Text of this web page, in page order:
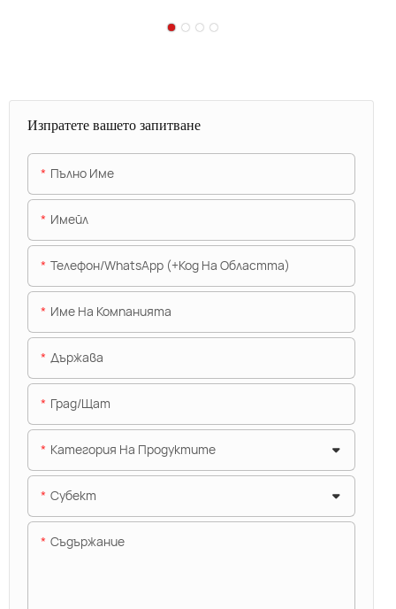
Изпратете вашето запитване
Пълно Име
Имейл
Телефон/WhatsApp (+Код На Областта)
Име На Компанията
Държава
Град/щат
Категория На Продуктите
Субект
Съдържание